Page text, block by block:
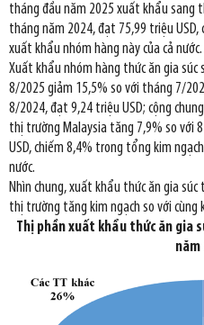
tháng đầu năm 2025 xuất khẩu sang
tháng năm 2024, đạt 75,99 triệu
xuất khẩu nhóm hàng này của cả nước.
Xuất khẩu nhóm hàng thức ăn gia
8/2025 giảm 15,5% so với tháng 7/
8/2024, đạt 9,24 triệu USD; cộng
thị trường Malaysia tăng 7,9% so với
USD, chiếm 8,4% trong tổng kim
nước.
Nhìn chung, xuất khẩu thức ăn gia
thị trường tăng kim ngạch so với cùng
Thị phần xuất khẩu thức ăn gia
năm